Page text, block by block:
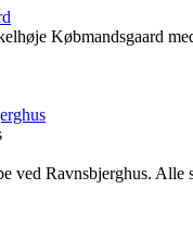
Købmandsgaard
Ravnsbjerghus. Alle